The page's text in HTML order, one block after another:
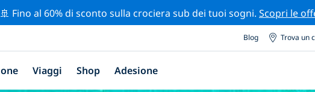
🚢 Fino al 60% di sconto sulla crociera sub dei tuoi sogni. Scopri le
Blog Trova un
Viaggi Shop Adesione